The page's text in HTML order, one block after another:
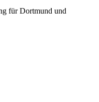
für Dortmund und